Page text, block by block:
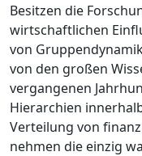
Besitzen die
wirtschaftlichen
von
von den großen
vergangenen
Hierarchien
Verteilung von
nehmen die einzig